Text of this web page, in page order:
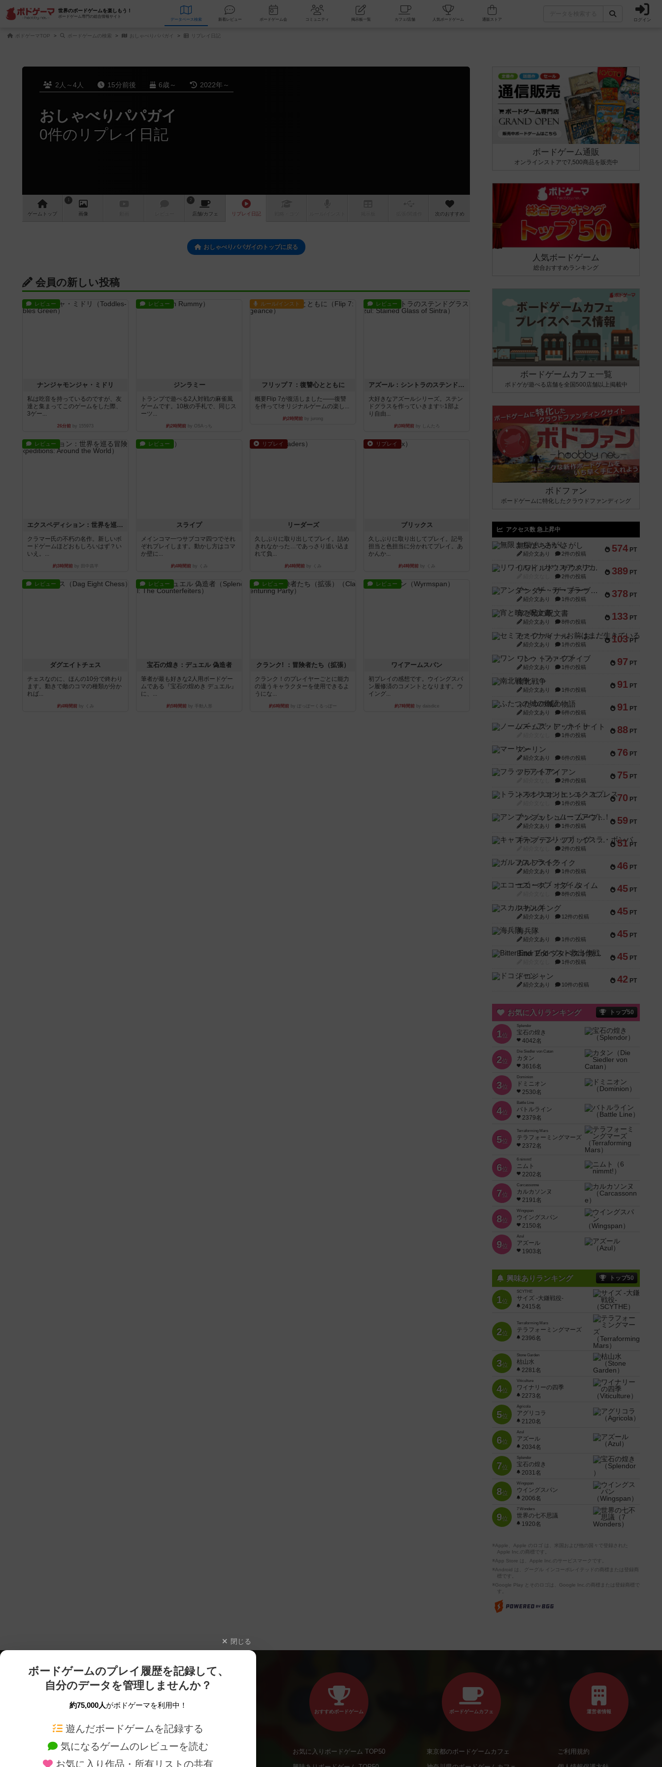
世界のボードゲームを楽しもう！
ボードゲーム専門の総合情報サイト
データベース 検索 新着レビュー ボードゲーム会 コミュニティ 掲示板一覧 カフェ/店舗 人気ボードゲーム ログイン
ボドゲーマTOP ボードゲームの検索 おしゃべりパパガイ リプレイ日記
2人～4人 15分前後 6歳～ 2022年～
おしゃべりパパガイ
0件のリプレイ日記
ゲーム トップ
1
画像
2
店舗/カフェ リプレイ 日記 次のおすすめ
おしゃべりパパガイのトップに戻る
会員の新しい投稿
レビュー
ナンジャモンジャ・ミドリ
私は吃音を持っているのですが、友
達と集まってこのゲームをした際、
3ゲー...
26分前 by 155973
レビュー
ジンラミー
トランプで遊べる2人対戦の麻雀風
ゲームです。10枚の手札で、同じス
ーツ...
約2時間前 by OSAっち
ルール/インスト
フリップ７：復讐心とともに
概要Flip 7が復活しました――復讐
を伴って!オリジナルゲームの楽し...
約2時間前 by jurong
レビュー
アズール：シントラのステンドグラス
大好きなアズールシリーズ。ステン
ドグラスを作っていきます✨1部よ
り自由...
約3時間前by しんたろ
レビュー
エクスペディション：世界を巡る冒険
クラマー氏の不朽の名作。新しいボ
ードゲームほどおもしろいはず？い
いえ。...
約3時間前by 田中昌平
レビュー
スライプ
メインコマ一つサブコマ四つでそれ
ぞれプレイします。動かし方はコマ
か壁に...
約4時間前by くみ
リプレイ
リーダーズ
久しぶりに取り出してプレイ。詰め
きれなかった…であっさり追い込ま
れて負...
約4時間前by くみ
リプレイ
ブリックス
久しぶりに取り出してプレイ。記号
担当と色担当に分かれてプレイ。あ
かんか...
約4時間前by くみ
レビュー
ダグエイトチェス
チェスなのに、ほんの10分で終わり
ます。動きで敵のコマの種類が分か
れば...
約4時間前by くみ
レビュー
宝石の煌き：デュエル 偽造者
筆者が最も好きな2人用ボードゲー
ムである『宝石の煌めき デュエル』
に、...
約5時間前by 手動人形
レビュー
クランク! ：冒険者たち（拡張）
クランク！のプレイヤーごとに能力
の違うキャラクターを使用できるよ
うにな...
約6時間前 by ぽっぽーくるっぽー
レビュー
ワイアームスパン
初プレイの感想です。ウイングスパ
ン履修済のコメントとなります。ウ
イング...
約7時間前by daisdice
ボードゲーム通販
オンラインストアで7,500商品を販売中
人気ボードゲーム
総合おすすめランキング
ボードゲームカフェ一覧
ボドゲが遊べる店舗を全国500店舗以上掲載中
ボドファン
ボードゲームに特化したクラウドファンディング
アクセス数 急上昇中
574 PT
無限まちがいさがし
紹介文あり 2件の投稿
389 PT
リワイルド：サウスアメリカ
2件の投稿
378 PT
アンダー・ザ・テーブラー
紹介文あり 1件の投稿
133 PT
宵と暁の呪文書
紹介文あり 8件の投稿
103 PT
セミファイナル ～お前はまだ生きている～
紹介文あり 1件の投稿
97 PT
ワン・トゥ・ファイブ
紹介文あり 1件の投稿
91 PT
南北戦争
紹介文あり 1件の投稿
91 PT
ふたつの城の物語
紹介文あり 6件の投稿
88 PT
ノームズ・アット・ナイト
1件の投稿
76 PT
マーリン
紹介文あり 6件の投稿
75 PT
フラットアイアン
2件の投稿
70 PT
トランスオリエント・エクスプレス
1件の投稿
59 PT
アンブッシュ！：ムーブアウト！
紹介文あり 1件の投稿
51 PT
キャプテン・フリップ：イスラ・ボンバ
2件の投稿
46 PT
ガルフストライク
紹介文あり 1件の投稿
45 PT
エコーズ・オブ・タイム
8件の投稿
45 PT
スカルキング
紹介文あり 12件の投稿
45 PT
海兵隊
紹介文あり 1件の投稿
45 PT
Bitter End ブタペスト救出作戦
1件の投稿
42 PT
ドコジャン
紹介文あり 10件の投稿
お気に入りランキング トップ50
1位
Splendor
宝石の煌き
4042名
2位
Die Siedler von Catan
カタン
3616名
3位
Dominion
ドミニオン
2530名
4位
Battle Line
バトルライン
2379名
5位
Terraforming Mars
テラフォーミングマーズ
2372名
6位
6 nimmt!
ニムト
2202名
7位
Carcassonne
カルカソンヌ
2191名
8位
Wingspan
ウイングスパン
2150名
9位
Azul
アズール
1903名
興味ありランキング トップ50
1位
SCYTHE
サイズ -大鎌戦役-
2415名
2位
Terraforming Mars
テラフォーミングマーズ
2396名
3位
Stone Garden
枯山水
2281名
4位
Viticulture
ワイナリーの四季
2273名
5位
Agricola
アグリコラ
2120名
6位
Azul
アズール
2034名
7位
Splendor
宝石の煌き
2031名
8位
Wingspan
ウイングスパン
2006名
9位
7 Wonders
世界の七不思議
1920名
※Apple、Apple のロゴ は、米国および他の国々で登録された
Apple Inc.の商標です。
※App Store は、Apple Inc.のサービスマークです。
※Android は、グーグル インコーポレイテッドの商標または登録商
標です。
※Google Play とそのロゴは、Google Inc.の商標または登録商標で
す。
閉じる
ボードゲームのプレイ履歴を記録して、
自分のデータを管理しませんか？
約75,000人がボドゲーマを利用中！
遊んだボードゲームを記録する
気になるゲームのレビューを読む
お気に入り作品・所有リストの共有
ボードゲームを検索する 新作・再入荷情報
おすすめボードゲーム
お気に入りボードゲーム TOP50
ボードゲームカフェ
東京都のボードゲームカフェ
運営者情報
ご利用規約